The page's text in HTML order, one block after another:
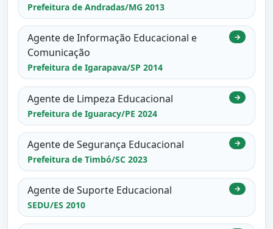
Prefeitura de Andradas/MG 2013
Agente de Informação Educacional e
Comunicação
Prefeitura de Igarapava/SP 2014
→
Agente de Limpeza Educacional
Prefeitura de Iguaracy/PE 2024
→
Agente de Segurança Educacional
Prefeitura de Timbó/SC 2023
→
Agente de Suporte Educacional
SEDU/ES 2010
→